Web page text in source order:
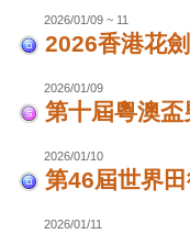
2026/01/09 ~ 11
2026香港花
2026/01/09
第十屆粵澳
2026/01/10
第46屆世界
2026/01/11